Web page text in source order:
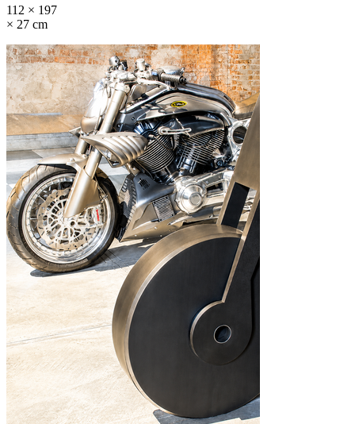
112 × 197
× 27 cm